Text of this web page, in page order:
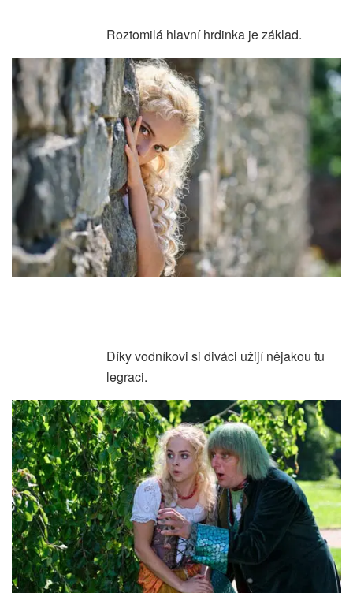
Roztomilá hlavní hrdinka je základ.
Díky vodníkovi si diváci užijí nějakou tu
legraci.